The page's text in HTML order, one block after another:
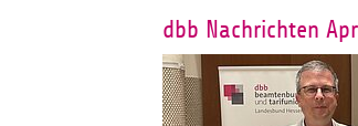
dbb Nachrichten